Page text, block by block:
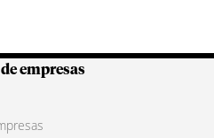
Colombianas
empresas